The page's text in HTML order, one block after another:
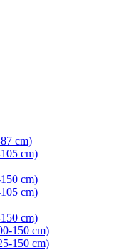
cm)
cm)
cm)
cm)
cm)
150 cm)
150 cm)